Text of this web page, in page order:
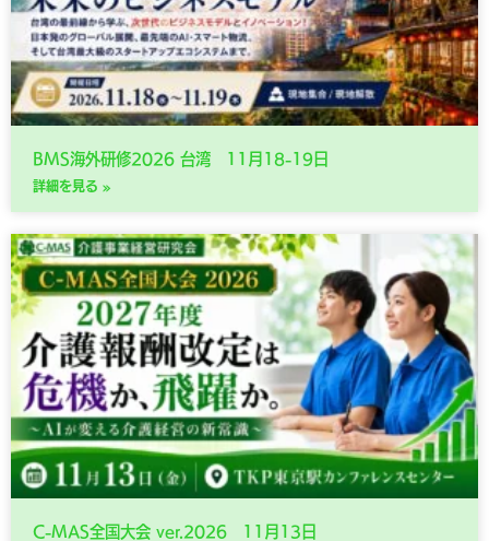
BMS海外研修2026 台湾 11月18-19日
詳細を見る »
C-MAS全国大会 ver.2026 11月13日